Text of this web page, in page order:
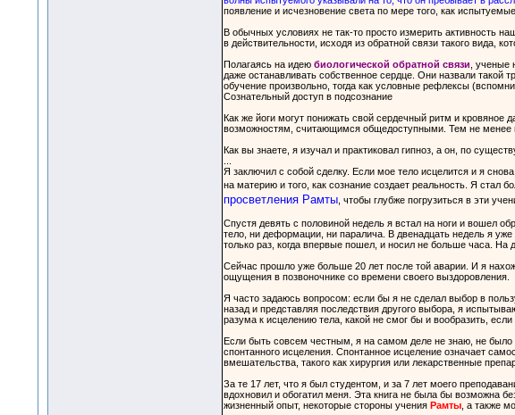
появление и исчезновение света по мере того, как
В обычных условиях не так-то просто измерить активность
в действительности, исходя из обратной связи такого вида,
Полагаясь на идею биологической обратной связи ,
даже останавливать собственное сердце. Они назвали такой
обучение произвольно, тогда как условные рефлексы
Сознательный доступ в подсознание
Как же йоги могут понижать свой сердечный ритм и кровяное
возможностям, считающимся общедоступными. Тем не менее
Как вы знаете, я изучал и практиковал гипноз, а он, по
Я заключил с собой сделку. Если мое тело исцелится и я
на материю и того, как сознание создает реальность. Я стал
просветления Рамты, чтобы глубже погрузиться в эти
Спустя девять с половиной недель я встал на ноги и вошел
тело, ни деформации, ни паралича. В двенадцать недель я
только раз, когда впервые пошел, и носил не больше часа. На
Сейчас прошло уже больше 20 лет после той аварии. И я
ощущения в позвоночнике со времени своего выздоровления.
Я часто задаюсь вопросом: если бы я не сделал выбор в
назад и представляя последствия другого выбора, я
разума к исцелению тела, какой не смог бы и вообразить,
Если быть совсем честным, я на самом деле не знаю, не
спонтанного исцеления. Спонтанное исцеление означает
вмешательства, такого как хирургия или лекарственные
За те 17 лет, что я был студентом, и за 7 лет моего
вдохновил и обогатил меня. Эта книга не была бы возможна
жизненный опыт, некоторые стороны учения Рамты, а также